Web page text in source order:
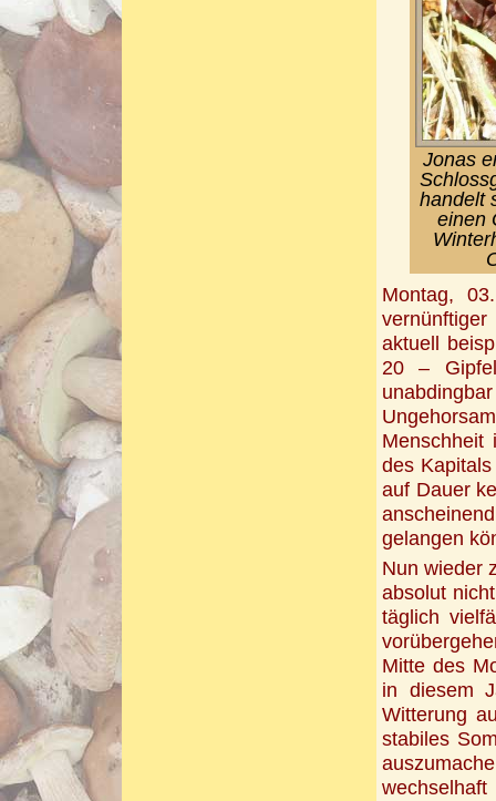
Jonas
handelt
einen
Montag,
vernünftiger
aktuell
20 –
Menschheit
des
auf Dauer
gelangen
Nun wieder
absolut
täglich
Mitte des
in diesem
Witterung
stabiles